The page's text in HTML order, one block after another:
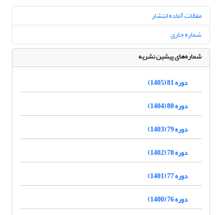
مقالات آماده انتشار
شماره جاری
شماره‌های پیشین نشریه
دوره 81 (1405)
دوره 80 (1404)
دوره 79 (1403)
دوره 78 (1402)
دوره 77 (1401)
دوره 76 (1400)